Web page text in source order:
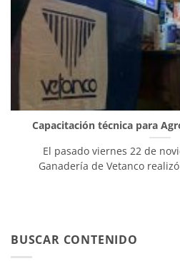
Capacitación técnica para
El pasado viernes 22 de
Ganadería de Vetanco
BUSCAR CONTENIDO